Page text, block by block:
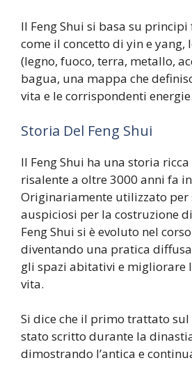
Il Feng Shui si basa su
come il concetto di yin e yang,
(legno, fuoco, terra, metallo,
bagua, una mappa che
vita e le corrispondenti energie.
Storia Del Feng Shui
Il Feng Shui ha una storia
risalente a oltre 3000 anni fa
Originariamente utilizzato per
auspiciosi per la costruzione
Feng Shui si è evoluto nel
diventando una pratica
gli spazi abitativi e migliorare
vita.
Si dice che il primo trattato sul
stato scritto durante la
dimostrando l’antica e